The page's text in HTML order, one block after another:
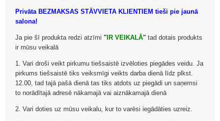
Privāta BEZMAKSAS STĀVVIETA KLIENTIEM tieši pie jaunā
salona!
Ja pie šī produkta redzi atzīmi " IR VEIKALĀ" tad dotais produkts
ir mūsu veikalā
1. Vari droši veikt pirkumu tiešsaistē izvēloties piegādes veidu. Ja
pirkums tiešsaistē tiks veiksmīgi veikts darba dienā līdz plkst.
12.00, tad tajā pašā dienā tas tiks atdots uz piegādi un saņemsi
to norādītajā adresē nākamajā vai aiznākamajā dienā
2. Vari doties uz mūsu veikalu, kur to varēsi iegādāties uzreiz.